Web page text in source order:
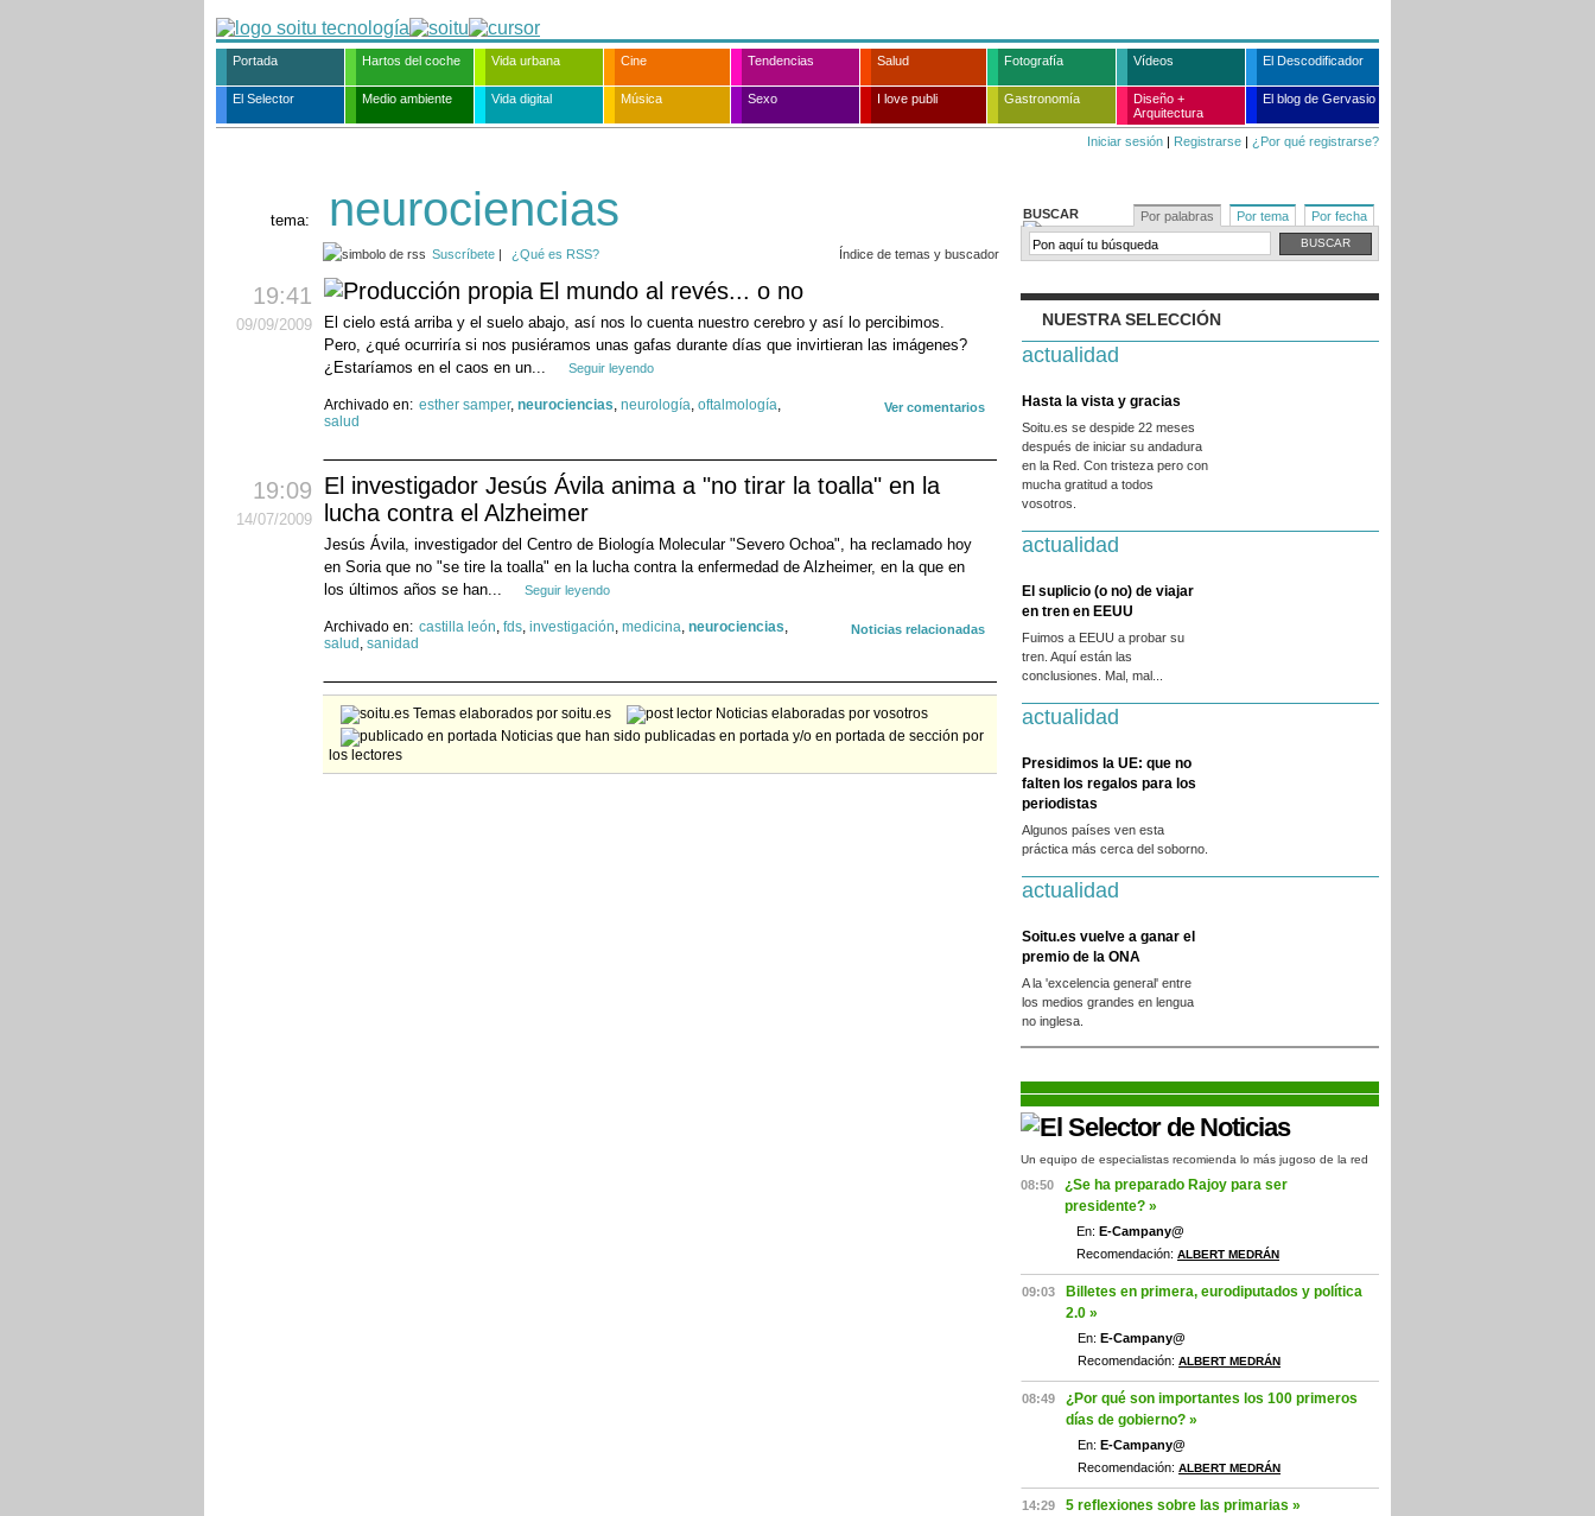
Portada Hartos del coche Vida urbana Cine Tendencias Salud Fotografía Vídeos El Descodificador
El Selector Medio ambiente Vida digital Música Sexo I love publi Gastronomía
Diseño +
Arquitectura
El blog de Gervasio
Iniciar sesión | Registrarse | ¿Por qué registrarse?
BUSCAR Por palabras Por tema Por fecha
NUESTRA SELECCIÓN
actualidad
Hasta la vista y gracias
Soitu.es se despide 22 meses
después de iniciar su andadura
en la Red. Con tristeza pero con
mucha gratitud a todos
vosotros.
actualidad
El suplicio (o no) de viajar
en tren en EEUU
Fuimos a EEUU a probar su
tren. Aquí están las
conclusiones. Mal, mal...
actualidad
Presidimos la UE: que no
falten los regalos para los
periodistas
Algunos países ven esta
práctica más cerca del soborno.
actualidad
Soitu.es vuelve a ganar el
premio de la ONA
A la 'excelencia general' entre
los medios grandes en lengua
no inglesa.
Un equipo de especialistas recomienda lo más jugoso de la red
08:50
¿Se ha preparado Rajoy para ser
presidente? »
En: E-Campany@
Recomendación: ALBERT MEDRÁN
09:03
Billetes en primera, eurodiputados y política
2.0 »
En: E-Campany@
Recomendación: ALBERT MEDRÁN
08:49
¿Por qué son importantes los 100 primeros
días de gobierno? »
En: E-Campany@
Recomendación: ALBERT MEDRÁN
14:29 5 reflexiones sobre las primarias »
tema: neurociencias
Suscríbete ¿Qué es RSS? Índice de temas y buscador
19:41
09/09/2009
El mundo al revés... o no
El cielo está arriba y el suelo abajo, así nos lo cuenta nuestro cerebro y así lo percibimos.
Pero, ¿qué ocurriría si nos pusiéramos unas gafas durante días que invirtieran las imágenes?
¿Estaríamos en el caos en un...
Seguir leyendo
Ver comentarios
Archivado en: esther samper, neurociencias, neurología, oftalmología,
salud
19:09
14/07/2009
El investigador Jesús Ávila anima a "no tirar la toalla" en la
lucha contra el Alzheimer
Jesús Ávila, investigador del Centro de Biología Molecular "Severo Ochoa", ha reclamado hoy
en Soria que no "se tire la toalla" en la lucha contra la enfermedad de Alzheimer, en la que en
los últimos años se han...
Seguir leyendo
Noticias relacionadas
Archivado en: castilla león, fds, investigación, medicina, neurociencias,
salud , sanidad
Temas elaborados por soitu.es
Noticias elaboradas por vosotros
Noticias que han sido publicadas en portada y/o en portada de sección por
los lectores